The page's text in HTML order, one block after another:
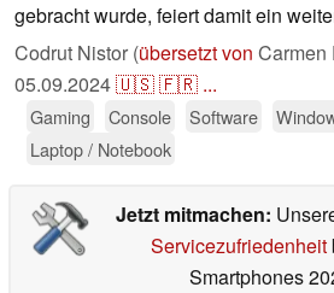
gebracht wurde, feiert damit ein
Codrut Nistor (übersetzt von Carmen
05.09.2024🇺🇸🇫🇷 ...
Gaming Console Software
Laptop / Notebook
Jetzt mitmachen:
Servicezufriedenheit
Smartphones